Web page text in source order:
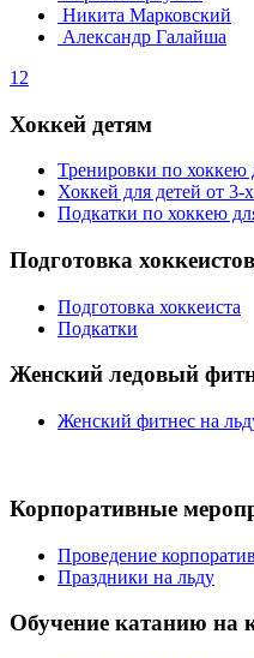
Никита Марковский
Александр Галайша
1 2
Хоккей детям
Тренировки по хоккею
Хоккей для детей от 3-
Подкатки по хоккею
Подготовка
Подготовка хоккеиста
Подкатки
Женский ледовый
Женский фитнес на
Корпоративные
Проведение
Праздники на льду
Обучение катанию на